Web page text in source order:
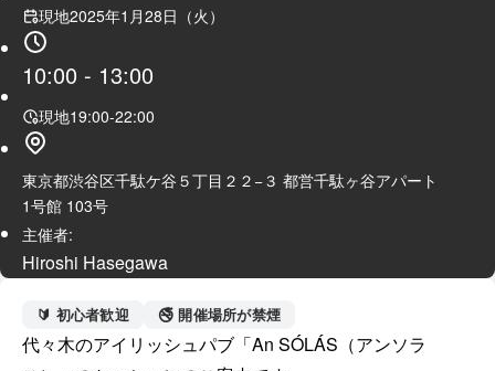
現地2025年1月28日（火）
10:00 - 13:00
現地19:00-22:00
東京都渋谷区千駄ケ谷５丁目２２−３ 都営千駄ヶ谷アパート
1号館 103号
主催者:
Hiroshi Hasegawa
🔰 初心者歓迎 🚭 開催場所が禁煙
代々木のアイリッシュパブ「An SÓLÁS（アンソラ